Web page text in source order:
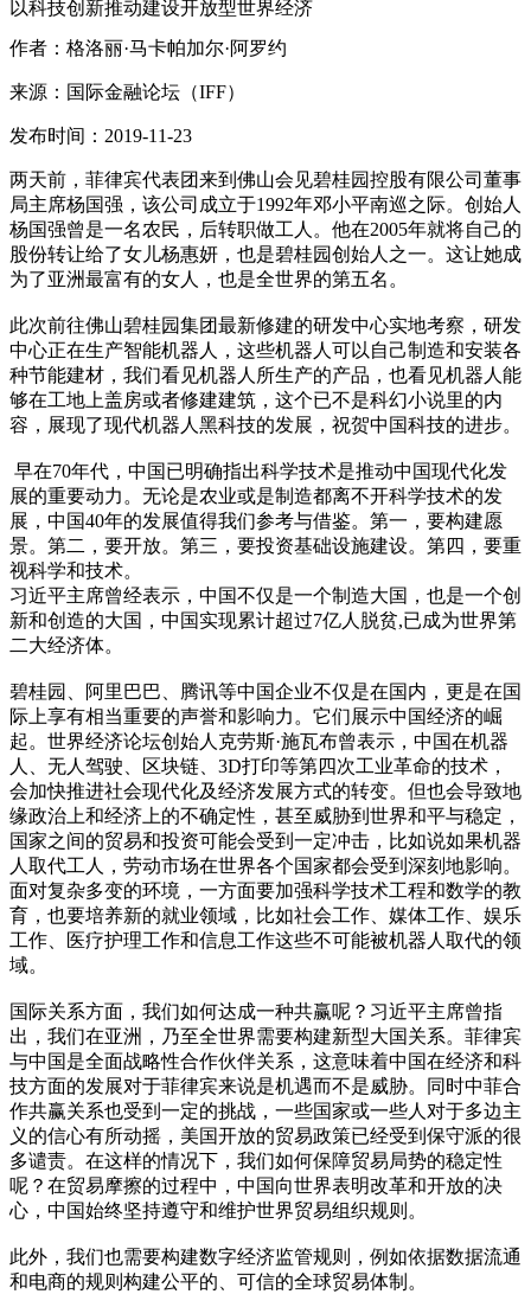
以科技创新推动建设开放型世界经济
作者：格洛丽·马卡帕加尔·阿罗约
来源：国际金融论坛（IFF）
发布时间：2019-11-23
两天前，菲律宾代表团来到佛山会见碧桂园控股有限公司董事
局主席杨国强，该公司成立于1992年邓小平南巡之际。创始人
杨国强曾是一名农民，后转职做工人。他在2005年就将自己的
股份转让给了女儿杨惠妍，也是碧桂园创始人之一。这让她成
为了亚洲最富有的女人，也是全世界的第五名。
此次前往佛山碧桂园集团最新修建的研发中心实地考察，研发
中心正在生产智能机器人，这些机器人可以自己制造和安装各
种节能建材，我们看见机器人所生产的产品，也看见机器人能
够在工地上盖房或者修建建筑，这个已不是科幻小说里的内
容，展现了现代机器人黑科技的发展，祝贺中国科技的进步。
早在70年代，中国已明确指出科学技术是推动中国现代化发
展的重要动力。无论是农业或是制造都离不开科学技术的发
展，中国40年的发展值得我们参考与借鉴。第一，要构建愿
景。第二，要开放。第三，要投资基础设施建设。第四，要重
视科学和技术。
习近平主席曾经表示，中国不仅是一个制造大国，也是一个创
新和创造的大国，中国实现累计超过7亿人脱贫,已成为世界第
二大经济体。
碧桂园、阿里巴巴、腾讯等中国企业不仅是在国内，更是在国
际上享有相当重要的声誉和影响力。它们展示中国经济的崛
起。世界经济论坛创始人克劳斯·施瓦布曾表示，中国在机器
人、无人驾驶、区块链、3D打印等第四次工业革命的技术，
会加快推进社会现代化及经济发展方式的转变。但也会导致地
缘政治上和经济上的不确定性，甚至威胁到世界和平与稳定，
国家之间的贸易和投资可能会受到一定冲击，比如说如果机器
人取代工人，劳动市场在世界各个国家都会受到深刻地影响。
面对复杂多变的环境，一方面要加强科学技术工程和数学的教
育，也要培养新的就业领域，比如社会工作、媒体工作、娱乐
工作、医疗护理工作和信息工作这些不可能被机器人取代的领
域。
国际关系方面，我们如何达成一种共赢呢？习近平主席曾指
出，我们在亚洲，乃至全世界需要构建新型大国关系。菲律宾
与中国是全面战略性合作伙伴关系，这意味着中国在经济和科
技方面的发展对于菲律宾来说是机遇而不是威胁。同时中菲合
作共赢关系也受到一定的挑战，一些国家或一些人对于多边主
义的信心有所动摇，美国开放的贸易政策已经受到保守派的很
多谴责。在这样的情况下，我们如何保障贸易局势的稳定性
呢？在贸易摩擦的过程中，中国向世界表明改革和开放的决
心，中国始终坚持遵守和维护世界贸易组织规则。
此外，我们也需要构建数字经济监管规则，例如依据数据流通
和电商的规则构建公平的、可信的全球贸易体制。